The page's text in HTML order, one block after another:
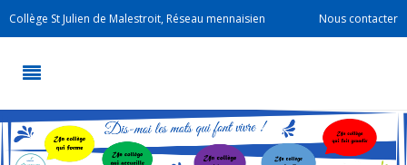
Collège St Julien de Malestroit, Réseau mennaisien Nous contacter